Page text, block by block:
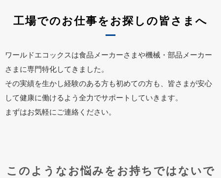
工場でのお仕事をお探しの皆さまへ
ワールドエコックスは食品メーカーさまや機械・部品メーカー
さまに専門特化してきました。
その実績を生かし経験のある方も初めての方も、皆さまが安心
して健康に働けるよう全力でサポートしていきます。
まずはお気軽にご連絡ください。
このようなお悩みをお持ちではないで